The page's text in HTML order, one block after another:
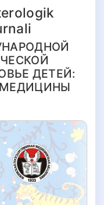
ДЕТЕЙ: